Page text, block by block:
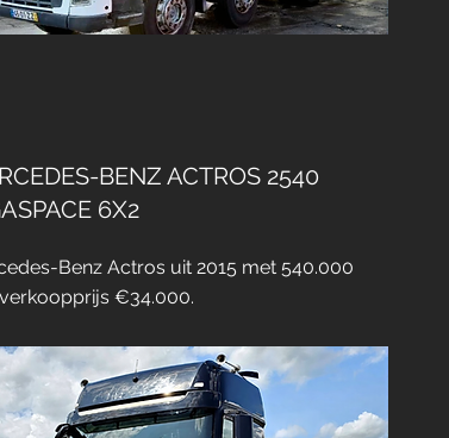
BENZ ACTROS 2540
6X2
Benz Actros uit 2015 met 540.000
€34.000.